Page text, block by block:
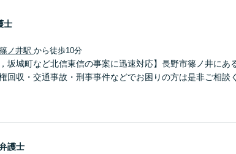
士
篠ノ井駅 から徒歩10分
坂城町など北信東信の事案に迅速対応】長野市篠ノ井にあ
回収・交通事故・刑事事件などでお困りの方は是非ご相談
護士